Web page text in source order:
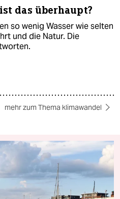
das überhaupt?
so wenig Wasser wie selten
und die Natur. Die
mehr zum Thema klimawandel